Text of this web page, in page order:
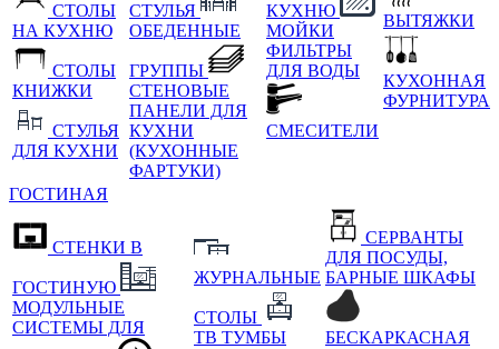
СТОЛЫ
НА КУХНЮ
СТОЛЫ
КНИЖКИ
СТУЛЬЯ
ДЛЯ КУХНИ
СТУЛЬЯ
ОБЕДЕННЫЕ
ГРУППЫ
СТЕНОВЫЕ
ПАНЕЛИ ДЛЯ
КУХНИ
(КУХОННЫЕ
ФАРТУКИ)
КУХНЮ
МОЙКИ
ФИЛЬТРЫ
ДЛЯ ВОДЫ
СМЕСИТЕЛИ
ВЫТЯЖКИ
КУХОННАЯ
ФУРНИТУРА
ГОСТИНАЯ
СТЕНКИ В
ГОСТИНУЮ
МОДУЛЬНЫЕ
СИСТЕМЫ ДЛЯ
ЖУРНАЛЬНЫЕ
СТОЛЫ
ТВ ТУМБЫ
СЕРВАНТЫ
ДЛЯ ПОСУДЫ,
БАРНЫЕ ШКАФЫ
БЕСКАРКАСНАЯ